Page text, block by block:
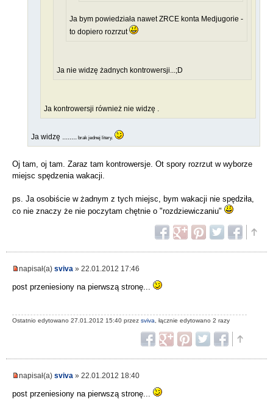
Ja bym powiedziała nawet ZRCE konta Medjugorie -
to dopiero rozrzut
Ja nie widzę żadnych kontrowersji...;D
Ja kontrowersji również nie widzę .
Ja widzę ........ brak jednej litery.
Oj tam, oj tam. Zaraz tam kontrowersje. Ot spory rozrzut w wyborze
miejsc spędzenia wakacji.
ps. Ja osobiście w żadnym z tych miejsc, bym wakacji nie spędziła,
co nie znaczy że nie poczytam chętnie o "rozdziewiczaniu"
napisał(a) sviva » 22.01.2012 17:46
post przeniesiony na pierwszą stronę...
Ostatnio edytowano 27.01.2012 15:40 przez sviva , łącznie edytowano 2 razy
napisał(a) sviva » 22.01.2012 18:40
post przeniesiony na pierwszą stronę...